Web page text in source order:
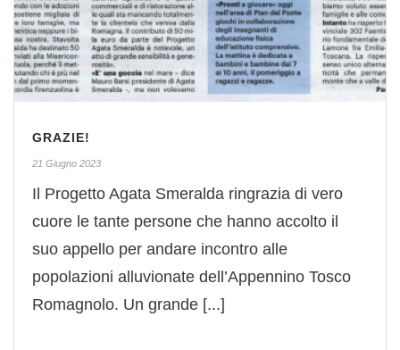
GRAZIE!
21 Giugno 2023
Il Progetto Agata Smeralda ringrazia di vero
cuore le tante persone che hanno accolto il
suo appello per andare incontro alle
popolazioni alluvionate dell’Appennino Tosco
Romagnolo. Un grande [...]